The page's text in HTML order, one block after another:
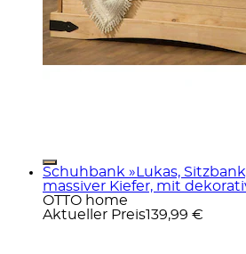
Schuhbank »Lukas,
massiver Kiefer, mit
OTTO home
Aktueller Preis139,99 €